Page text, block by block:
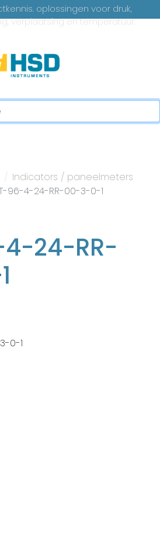
oplossingen voor druk,
verplaatsing en temperatuur.
Indicators / paneelmeters
96-4-24-RR-00-3-0-1
24-RR-
0-1